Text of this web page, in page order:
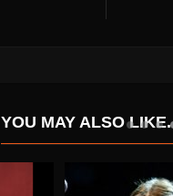
YOU MAY ALSO